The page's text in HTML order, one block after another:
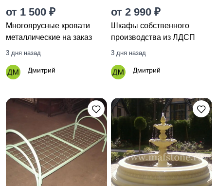
от 1 500 ₽
Многоярусные кровати
металлические на заказ
3 дня назад
Дмитрий
от 2 990 ₽
Шкафы собственного
производства из ЛДСП
3 дня назад
Дмитрий